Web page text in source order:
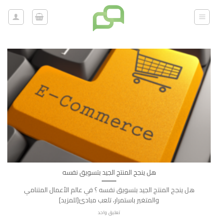
تخطي
للمحتوى
هل ينجح المنتج الجيد بتسويق نفسه
هل ينجح المنتج الجيد بتسويق نفسه ؟ في عالم الأعمال المتنامي
والمتغير باستمرار، تلعب مبادئ[للمزيد]
تعليق واحد